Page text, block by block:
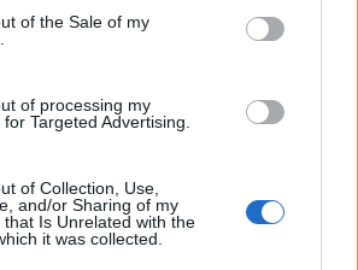
of the Sale of my
of processing my
Targeted Advertising.
of Collection, Use,
and/or Sharing of my
that Is Unrelated with the
it was collected.
el mindent az útjából, de az
nyitányt jegyez nálunk,
sok-sok premier között második
versenyző futott be: Törőcsik
kíváncsiak, mint Jennifer
Schwarzira; az Aurora borealis -